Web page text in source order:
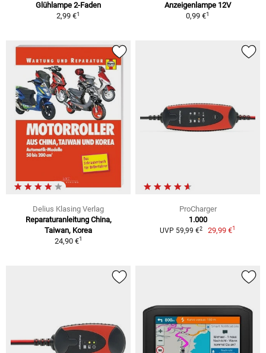
Glühlampe 2-Faden
2,99 €1
Anzeigenlampe 12V
0,99 €1
Delius Klasing Verlag
Reparaturanleitung China,
Taiwan, Korea
24,90 €1
ProCharger
1.000
UVP 59,99 €2 29,99 €1